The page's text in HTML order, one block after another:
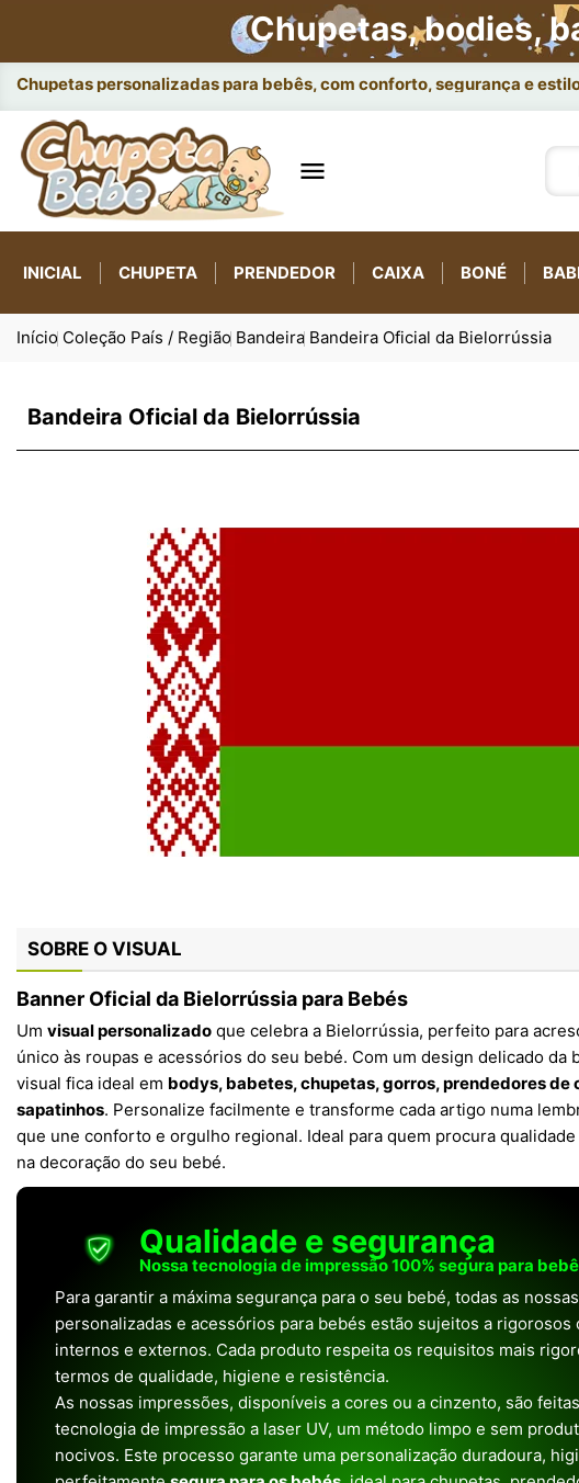
Chupetas, bodies,
Ace

INICIAL CHUPETA PRENDEDOR CAIXA BONÉ
Início Coleção País / Região Bandeira Bandeira Oficial da Bielorrússia
Bandeira Oficial da Bielorrússia
SOBRE O VISUAL
Banner Oficial da Bielorrússia para Bebés
Um visual personalizado que celebra a Bielorrússia, perfeito para
único às roupas e acessórios do seu bebé. Com um design delicado da
visual fica ideal em bodys, babetes, chupetas, gorros, prendedores de
sapatinhos. Personalize facilmente e transforme cada artigo numa
que une conforto e orgulho regional. Ideal para quem procura
na decoração do seu bebé.
Qualidade e segurança
Nossa tecnologia de impressão 100% segura para
Para garantir a máxima segurança para o seu bebé, todas as
personalizadas e acessórios para bebés estão sujeitos a rigorosos
internos e externos. Cada produto respeita os requisitos mais
termos de qualidade, higiene e resistência.
As nossas impressões, disponíveis a cores ou a cinzento, são
tecnologia de impressão a laser UV, um método limpo e sem
nocivos. Este processo garante uma personalização duradoura,